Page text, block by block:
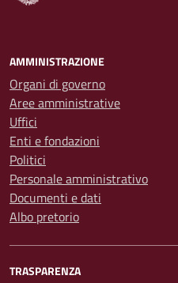
AMMINISTRAZIONE
Organi di governo
Aree amministrative
Uffici
Enti e fondazioni
Politici
Personale amministrativo
Documenti e dati
Albo pretorio
TRASPARENZA